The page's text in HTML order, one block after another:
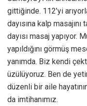
gittiğinde. 112’yi
dayısına kalp
dayısı masaj yapıyor.
yapıldığını görmüş
yanımda. Biz kendi
üzülüyoruz. Ben de
düzenli bir aile
da imtihanımız.